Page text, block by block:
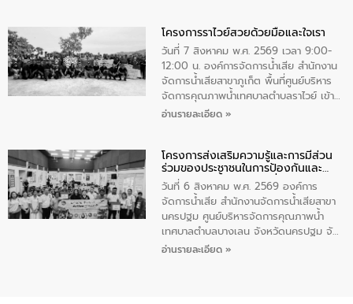
ทองคำและประกาศเกียรติคุณให้แก่ กำนัน
ผู้ใหญ่บ้านยอดเยี่ยม พร้อมกล่าวชื่นชม ให้
โอวาท และมอบนโยบาย
โครงการราไวย์สวยด้วยมือและใจเรา
วันที่ 7 สิงหาคม พ.ศ. 2569 เวลา 9:00-
12:00 น. องค์การจัดการน้ำเสีย สำนักงาน
จัดการน้ำเสียสาขาภูเก็ต พื้นที่ศูนย์บริหาร
จัดการคุณภาพน้ำเทศบาลตำบลราไวย์ เข้า
ร่วมโครงการราไวย์สวยด้วยมือและใจเรา
ประชาชน ตัวแทนจากโรงแรมต่างๆ ในเขต
เทศบาลตำบลราไวย์ ศูนย์บริหารจัดการ
คุณภาพน้ำเทศบาลตำบลราไวย์ นำโดยนาย
น้อย แก้วเศษ ผู้จัดการสำนักงานจัดการน้ำ
เสียสาขาภูเก็ต พร้อมด้วยเจ้าหน้าที่ จำนวน
5 คน ร่วมทำกิจกรรม ทำความสะอาด
ชายหาดและแหล่งท่องเที่ยว ณ บริเวณ
อ่านรายละเอียด »
โครงการส่งเสริมความรู้และการมีส่วน
ร่วมของประชาชนในการป้องกันและ
แก้ไขปัญหาน้ำเสียอย่างยั่งยืน
วันที่ 6 สิงหาคม พ.ศ. 2569 องค์การ
จัดการน้ำเสีย สำนักงานจัดการน้ำเสียสาขา
นครปฐม ศูนย์บริหารจัดการคุณภาพน้ำ
เทศบาลตำบลบางเลน จังหวัดนครปฐม จัด
กิจกรรมภายใต้โครงการส่งเสริมความรู้และ
อ่านรายละเอียด »